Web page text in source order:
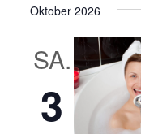
Oktober 2026
SA.
3